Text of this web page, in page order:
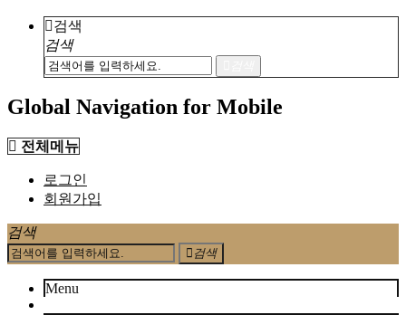
검색
검색
Global Navigation for Mobile
전체메뉴
로그인
회원가입
검색
검색
Menu